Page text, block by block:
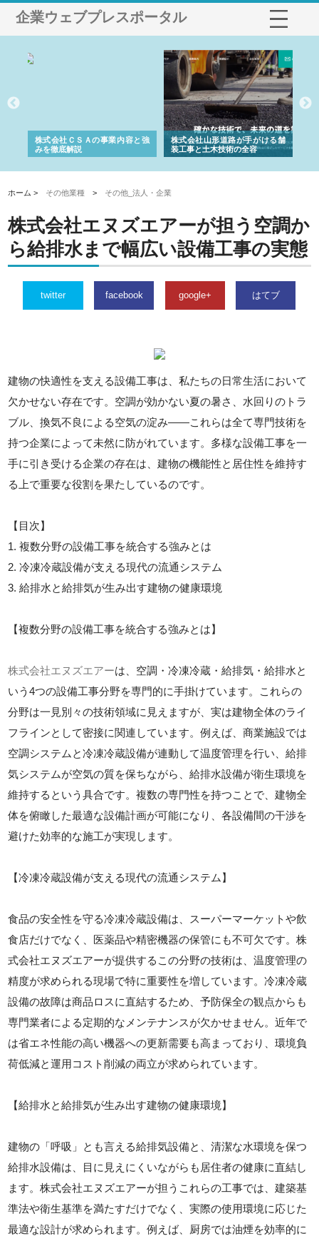
企業ウェブプレスポータル
株式会社ＣＳＡの事業内容と強
みを徹底解説
株式会社山形道路が手がける舗
装工事と土木技術の全容
ホーム > その他業種 > その他_法人・企業
株式会社エヌズエアーが担う空調か
ら給排水まで幅広い設備工事の実態
twitter facebook google+ はてブ
建物の快適性を支える設備工事は、私たちの日常生活において
欠かせない存在です。空調が効かない夏の暑さ、水回りのトラ
ブル、換気不良による空気の淀み――これらは全て専門技術を
持つ企業によって未然に防がれています。多様な設備工事を一
手に引き受ける企業の存在は、建物の機能性と居住性を維持す
る上で重要な役割を果たしているのです。
【目次】
1. 複数分野の設備工事を統合する強みとは
2. 冷凍冷蔵設備が支える現代の流通システム
3. 給排水と給排気が生み出す建物の健康環境
【複数分野の設備工事を統合する強みとは】
株式会社エヌズエアーは、空調・冷凍冷蔵・給排気・給排水と
いう4つの設備工事分野を専門的に手掛けています。これらの
分野は一見別々の技術領域に見えますが、実は建物全体のライ
フラインとして密接に関連しています。例えば、商業施設では
空調システムと冷凍冷蔵設備が連動して温度管理を行い、給排
気システムが空気の質を保ちながら、給排水設備が衛生環境を
維持するという具合です。複数の専門性を持つことで、建物全
体を俯瞰した最適な設備計画が可能になり、各設備間の干渉を
避けた効率的な施工が実現します。
【冷凍冷蔵設備が支える現代の流通システム】
食品の安全性を守る冷凍冷蔵設備は、スーパーマーケットや飲
食店だけでなく、医薬品や精密機器の保管にも不可欠です。株
式会社エヌズエアーが提供するこの分野の技術は、温度管理の
精度が求められる現場で特に重要性を増しています。冷凍冷蔵
設備の故障は商品ロスに直結するため、予防保全の観点からも
専門業者による定期的なメンテナンスが欠かせません。近年で
は省エネ性能の高い機器への更新需要も高まっており、環境負
荷低減と運用コスト削減の両立が求められています。
【給排水と給排気が生み出す建物の健康環境】
建物の「呼吸」とも言える給排気設備と、清潔な水環境を保つ
給排水設備は、目に見えにくいながらも居住者の健康に直結し
ます。株式会社エヌズエアーが担うこれらの工事では、建築基
準法や衛生基準を満たすだけでなく、実際の使用環境に応じた
最適な設計が求められます。例えば、厨房では油煙を効率的に